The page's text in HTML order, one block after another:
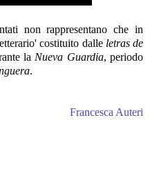
non rappresentano che in
costituito dalle letras de
la Nueva Guardia, periodo
.
Francesca Auteri